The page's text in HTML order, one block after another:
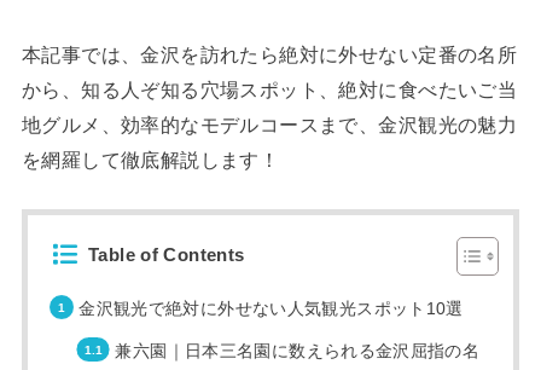
本記事では、金沢を訪れたら絶対に外せない定番の名所
から、知る人ぞ知る穴場スポット、絶対に食べたいご当
地グルメ、効率的なモデルコースまで、金沢観光の魅力
を網羅して徹底解説します！
Table of Contents
金沢観光で絶対に外せない人気観光スポット10選
兼六園｜日本三名園に数えられる金沢屈指の名